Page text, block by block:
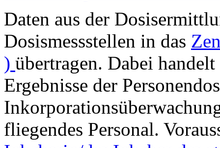
Daten aus der
Dosismessstellen in das
) übertragen. Dabei
Ergebnisse der
fliegendes Personal.